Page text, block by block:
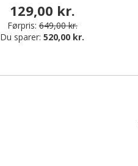
129,00 kr.
Førpris: 649,00 kr.
Du sparer:520,00 kr.